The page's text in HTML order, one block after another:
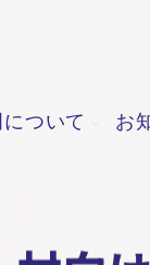
ついて お